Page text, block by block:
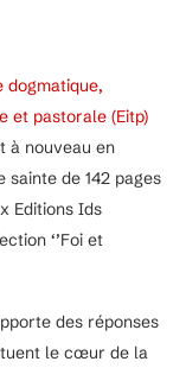
dogmatique,
et pastorale (Eitp)
à nouveau en
sainte de 142 pages
Editions Ids
‘’Foi et
des réponses
le cœur de la